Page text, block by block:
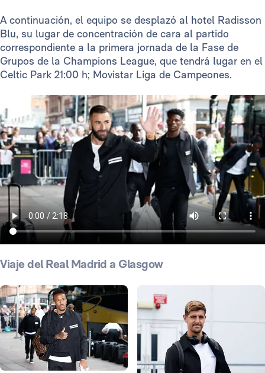
A continuación, el equipo se desplazó al hotel Radisson
Blu, su lugar de concentración de cara al partido
correspondiente a la primera jornada de la Fase de
Grupos de la Champions League, que tendrá lugar en el
Celtic Park 21:00 h; Movistar Liga de Campeones.
Viaje del Real Madrid a Glasgow